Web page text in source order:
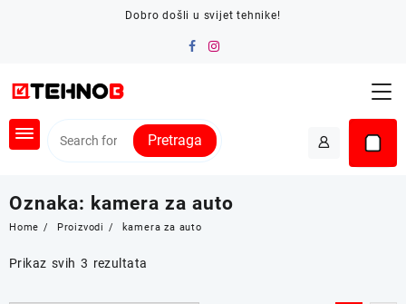
Dobro došli u svijet tehnike!
Pretraga
Oznaka: kamera za auto
Home Proizvodi kamera za auto
Prikaz svih 3 rezultata